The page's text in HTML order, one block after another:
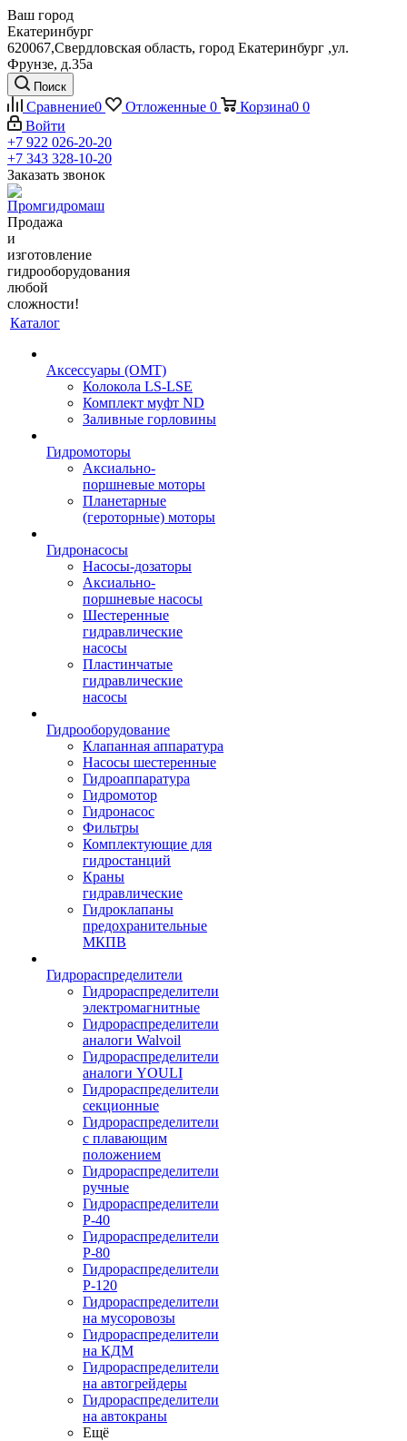
Ваш город
Екатеринбург
620067,Свердловская область, город Екатеринбург ,ул.
Фрунзе, д.35а
Поиск
Сравнение0 Отложенные 0 Корзина0 0
Войти
+7 922 026-20-20
+7 343 328-10-20
Заказать звонок
Продажа
и
изготовление
гидрооборудования
любой
сложности!
Каталог
Аксессуары (OMT)
Колокола LS-LSE
Комплект муфт ND
Заливные горловины
Гидромоторы
Аксиально-
поршневые моторы
Планетарные
(героторные) моторы
Гидронасосы
Насосы-дозаторы
Аксиально-
поршневые насосы
Шестеренные
гидравлические
насосы
Пластинчатые
гидравлические
насосы
Гидрооборудование
Клапанная аппаратура
Насосы шестеренные
Гидроаппаратура
Гидромотор
Гидронасос
Фильтры
Комплектующие для
гидростанций
Краны
гидравлические
Гидроклапаны
предохранительные
МКПВ
Гидрораспределители
Гидрораспределители
электромагнитные
Гидрораспределители
аналоги Walvoil
Гидрораспределители
аналоги YOULI
Гидрораспределители
секционные
Гидрораспределители
с плавающим
положением
Гидрораспределители
ручные
Гидрораспределители
Р-40
Гидрораспределители
Р-80
Гидрораспределители
Р-120
Гидрораспределители
на мусоровозы
Гидрораспределители
на КДМ
Гидрораспределители
на автогрейдеры
Гидрораспределители
на автокраны
Ещё